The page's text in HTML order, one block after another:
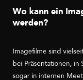
Wo kann ein
werden?
Imagefilme sind
bei Präsentationen, in
sogar in internen